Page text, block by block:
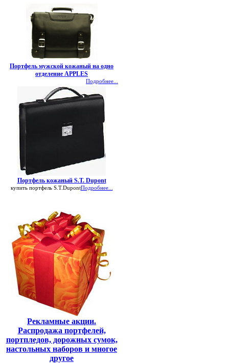
Портфель мужской кожаный на одно
отделение APPLES
Подробнее...
Портфель кожаный S.T. Dupont
купить портфель S.T.DupontПодробнее...
Рекламные акции.
Распродажа портфелей,
портпледов, дорожных сумок,
настольных наборов и многое
другое